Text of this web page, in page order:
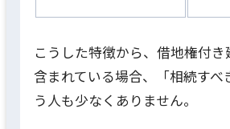
こうした特徴から、借地権付
含まれている場合、「相続すべ
う人も少なくありません。